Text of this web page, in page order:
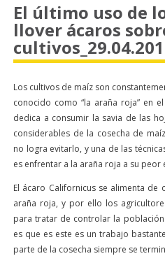
El último uso de
llover ácaros
Los cultivos de maíz son
conocido como “la araña roja” en
dedica a consumir la savia de las
considerables de la cosecha de
no logra evitarlo, y una de las
es enfrentar a la araña roja a su
El ácaro Californicus se alimenta
araña roja, y por ello los
para tratar de controlar la población
es que es este es un trabajo
parte de la cosecha siempre se